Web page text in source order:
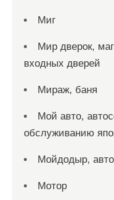
Миг
Мир дверок,
входных дверей
Мираж, баня
Мой авто,
обслуживанию
Мойдодыр,
Мотор